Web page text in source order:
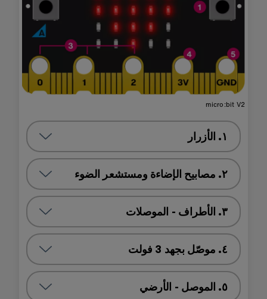
micro:bit V2
١. الأزرار
٢. مصابيح الإضاءة ومستشعر الضوء
٣. الأطراف - الموصلات
٤. موصّل بجهد 3 فولت
٥. الموصل - الأرضي